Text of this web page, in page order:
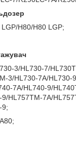
H80/H80 LGP;
3/HL730-7/
3/HL730-7A/HL730-
7A/HL740-9/
HL757TM-7A/
9;